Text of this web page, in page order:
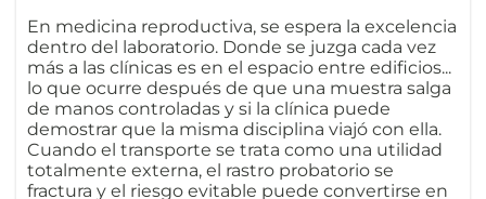
En medicina reproductiva, se espera la excelencia
dentro del laboratorio. Donde se juzga cada vez
más a las clínicas es en el espacio entre edificios...
lo que ocurre después de que una muestra salga
de manos controladas y si la clínica puede
demostrar que la misma disciplina viajó con ella.
Cuando el transporte se trata como una utilidad
totalmente externa, el rastro probatorio se
fractura y el riesgo evitable puede convertirse en